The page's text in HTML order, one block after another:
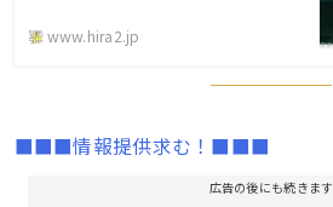
www.hira2.jp
■■■情報提供求む！■■■
広告の後にも続きます